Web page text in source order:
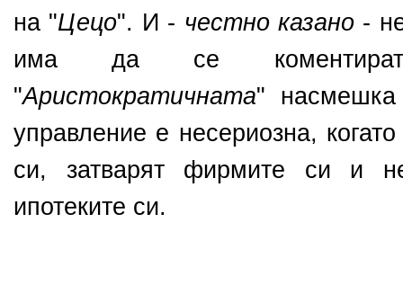
на "Цецо". И - честно казано -
има да се
"Аристократичната"
управление е несериозна,
си, затварят фирмите си и
ипотеките си.